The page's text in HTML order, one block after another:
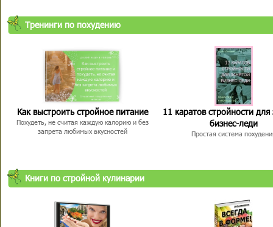
Тренинги по похудению
Как выстроить стройное питание
Похудеть, не считая каждую калорию и без
запрета любимых вкусностей
11 каратов стройности для
бизнес-леди
Простая система
Книги по стройной кулинарии